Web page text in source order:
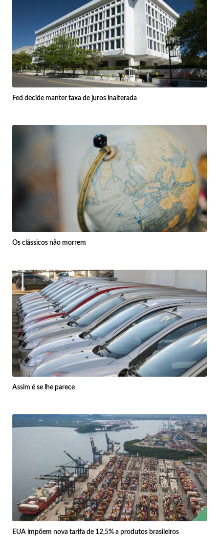
Fed decide manter taxa de juros inalterada
Os clássicos não morrem
Assim é se lhe parece
EUA impõem nova tarifa de 12,5% a produtos brasileiros